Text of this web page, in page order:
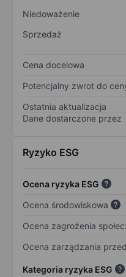
Niedoważenie
Sprzedaż
Cena docelowa
Potencjalny zwrot do
Ostatnia aktualizacja
Dane dostarczone przez
Ryzyko ESG
Ocena ryzyka ESG
Ocena środowiskowa
Ocena zagrożenia
Ocena zarządzania
Kategoria ryzyka ESG